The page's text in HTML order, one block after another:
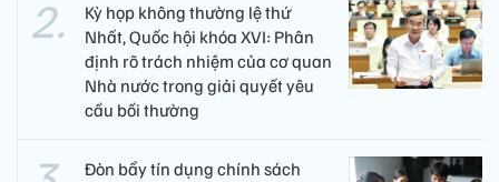
Kỳ họp không thường lệ thứ
Nhất, Quốc hội khóa XVI: Phân
định rõ trách nhiệm của cơ quan
Nhà nước trong giải quyết yêu
cầu bồi thường
Đòn bẩy tín dụng chính sách